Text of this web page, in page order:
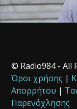
© Radio984 - All
Όροι χρήσης |
Απορρήτου |
Παρενόχλησης